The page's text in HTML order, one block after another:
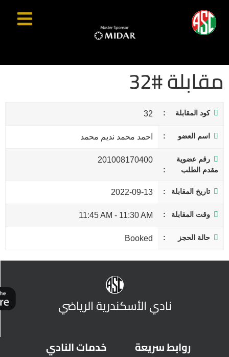
مقابلة #32
كود المقابلة 32
اسم العضو احمد محمد نديم محمد
رقم عضوية
مقدم الطلب
201008170400
تاريخ المقابلة 2022-09-13
وقت المقابلة 11:30 AM
-
11:45 AM
حالة الحجز Booked
نادي الأسكندرية الرياضي
روابط سريعة خدمات النادي